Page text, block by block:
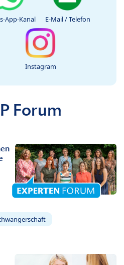
App-Kanal E-Mail / Telefon
Instagram
Forum